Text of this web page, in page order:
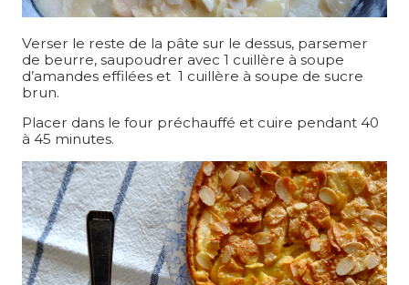
Verser le reste de la pâte sur le dessus, parsemer
de beurre, saupoudrer avec 1 cuillère à soupe
d’amandes effilées et 1 cuillère à soupe de sucre
brun.
Placer dans le four préchauffé et cuire pendant 40
à 45 minutes.